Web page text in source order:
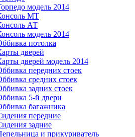
модель 2014
МТ
АТ
модель 2014
потолка
дверей
дверей модель 2014
передних стоек
средних стоек
задних стоек
5-й двери
багажника
передние
задние
и прикуриватель